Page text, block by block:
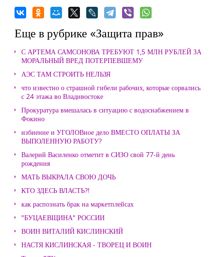
Еще в рубрике «Защита прав»
С АРТЕМА САМСОНОВА ТРЕБУЮТ 1,5 МЛН РУБЛЕЙ ЗА
МОРАЛЬНЫЙ ВРЕД ПОТЕРПЕВШЕМУ
АЭС ТАМ СТРОИТЬ НЕЛЬЗЯ
что известно о страшной гибели рабочих, которые сорвались
с 24 этажа во Владивостоке
Прокуратура вмешалась в ситуацию с водоснабжением в
Фокино
избиение и УГОЛОВное дело ВМЕСТО ОПЛАТЫ ЗА
ВЫПОЛЕННУЮ РАБОТУ?
Валерий Василенко отметит в СИЗО свой 77-й день
рождения
МАТЬ ВЫКРАЛА СВОЮ ДОЧЬ
КТО ЗДЕСЬ ВЛАСТЬ?!
как распознать брак на маркетплейсах
"БУЦАЕВЩИНА" РОССИИ
ВОИН ВИТАЛИЙ КИСЛИНСКИЙ
НАСТЯ КИСЛИНСКАЯ - ТВОРЕЦ И ВОИН